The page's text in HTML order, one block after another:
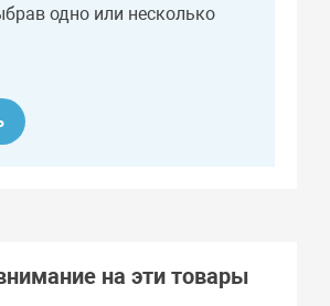
одно или несколько
на эти товары